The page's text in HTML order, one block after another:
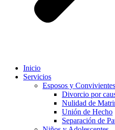
Inicio
Servicios
Esposos y Convivientes
Divorcio por
Nulidad de
Unión de Hecho
Separación de